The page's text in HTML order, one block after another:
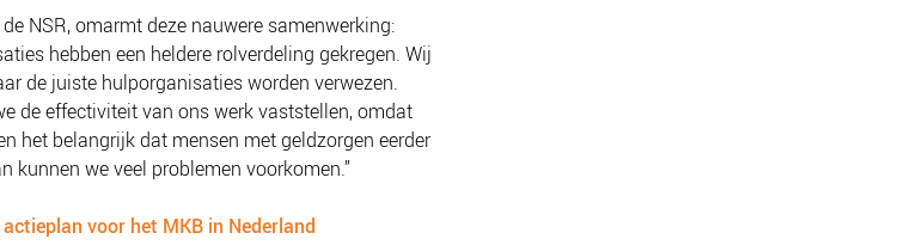
NSR, omarmt deze nauwere samenwerking:
hebben een heldere rolverdeling gekregen. Wij
de juiste hulporganisaties worden verwezen.
de effectiviteit van ons werk vaststellen, omdat
het belangrijk dat mensen met geldzorgen eerder
kunnen we veel problemen voorkomen.”
voor het MKB in Nederland